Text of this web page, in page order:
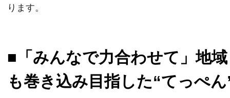
ります。
■「みんなで力合わせて」地域
も巻き込み目指した“てっぺん